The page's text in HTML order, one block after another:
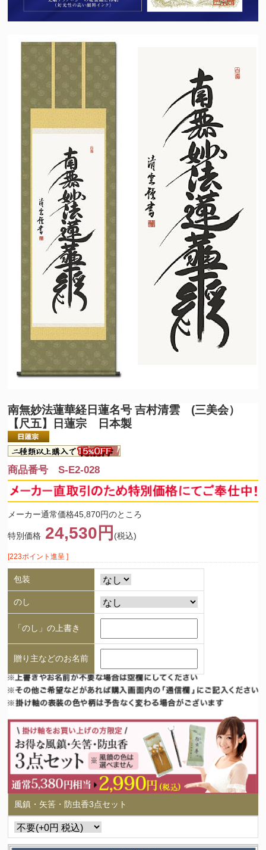
南無妙法蓮華経日蓮名号 吉村清雲 (三美会）
【尺五】日蓮宗 日本製
商品番号 S-E2-028
メーカー通常価格45,870円のところ
特別価格 24,530円 (税込)
[223ポイント進呈 ]
包装
のし
「のし」の上書き
贈り主などのお名前
風鎮・矢筈・防虫香3点セット